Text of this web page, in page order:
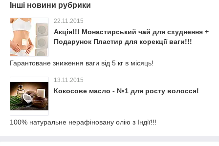
Інші новини рубрики
22.11.2015
Акція!!! Монастирський чай для схуднення +
Подарунок Пластир для корекції ваги!!!
Гарантоване зниження ваги від 5 кг в місяць!
13.11.2015
Кокосове масло - №1 для росту волосся!
100% натуральне нерафіновану олію з Індії!!!